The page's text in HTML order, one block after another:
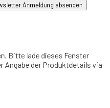
Bitte lade dieses Fenster
Angabe der Produktdetails via